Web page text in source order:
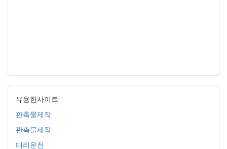
유용한사이트
판촉물제작
판촉물제작
대리운전